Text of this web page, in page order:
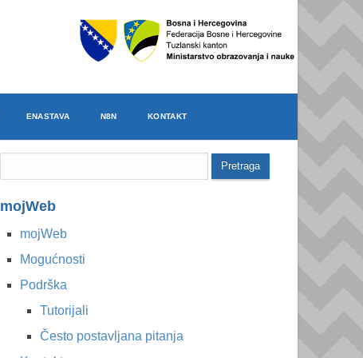
ENASTAVA N8N KONTAKT
mojWeb
mojWeb
Mogućnosti
Podrška
Tutorijali
Često postavljana pitanja